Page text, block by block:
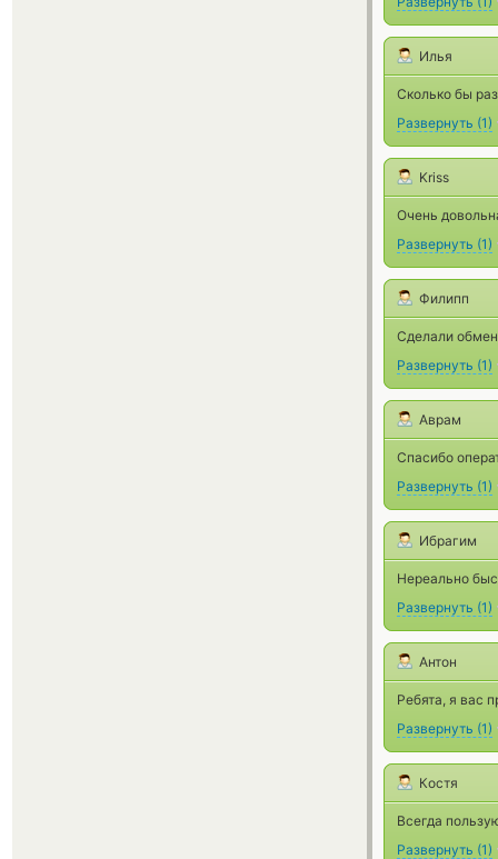
Илья
Сколько бы
Развернуть (1)
Kriss
Очень
Развернуть (1)
Филипп
Сделали
Развернуть (1)
Аврам
Спасибо
Развернуть (1)
Ибрагим
Нереально
Развернуть (1)
Антон
Ребята, я вас
Развернуть (1)
Костя
Всегда
Развернуть (1)